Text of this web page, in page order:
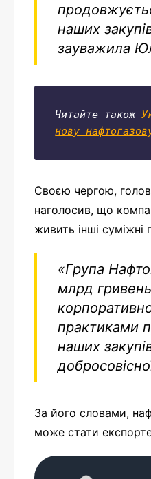
наших
зауважила
Читайте також
нову
Своєю чергою,
наголосив, що
живить інші суміжні
«Група
млрд
практиками
наших
За його словами,
може стати